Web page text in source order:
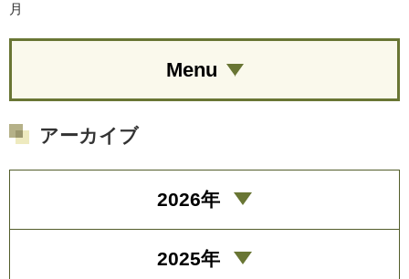
月
Menu
アーカイブ
2026年
2025年